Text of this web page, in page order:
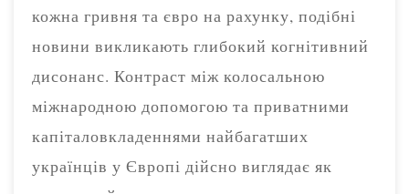
кожна гривня та євро на рахунку, подібні
новини викликають глибокий когнітивний
дисонанс. Контраст між колосальною
міжнародною допомогою та приватними
капіталовкладеннями найбагатших
українців у Європі дійсно виглядає як